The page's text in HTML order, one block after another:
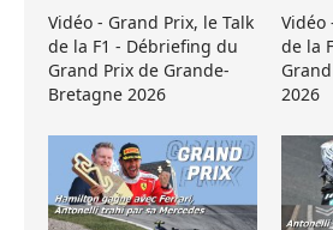
Vidéo - Grand Prix, le Talk
de la F1 - Débriefing du
Grand Prix de Grande-
Bretagne 2026
Vidéo
de la
2026